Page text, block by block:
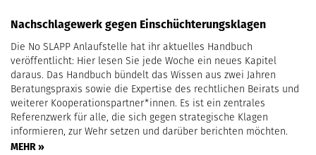
Nachschlagewerk gegen Einschüchterungsklagen
Die No SLAPP Anlaufstelle hat ihr aktuelles Handbuch
veröffentlicht: Hier lesen Sie jede Woche ein neues Kapitel
daraus. Das Handbuch bündelt das Wissen aus zwei Jahren
Beratungspraxis sowie die Expertise des rechtlichen Beirats und
weiterer Kooperationspartner*innen. Es ist ein zentrales
Referenzwerk für alle, die sich gegen strategische Klagen
informieren, zur Wehr setzen und darüber berichten möchten.
MEHR »